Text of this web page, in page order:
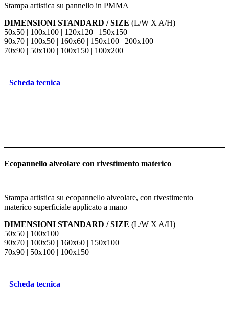
Stampa artistica su pannello in PMMA
DIMENSIONI STANDARD / SIZE (L/W X A/H)
50x50 | 100x100 | 120x120 | 150x150
90x70 | 100x50 | 160x60 | 150x100 | 200x100
70x90 | 50x100 | 100x150 | 100x200
Scheda tecnica
Ecopannello alveolare con rivestimento materico
Stampa artistica su ecopannello alveolare, con rivestimento
materico superficiale applicato a mano
DIMENSIONI STANDARD / SIZE (L/W X A/H)
50x50 | 100x100
90x70 | 100x50 | 160x60 | 150x100
70x90 | 50x100 | 100x150
Scheda tecnica